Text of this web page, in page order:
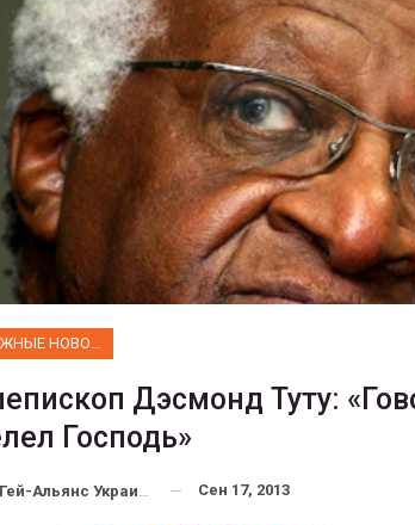
ЗАРУБЕЖНЫЕ НОВОСТИ
Дэсмонд Туту:
Господь»
Гей-Альянс Украина Сен 17, 2013
ФОТО
Прайд в Тель-Авиве собрал 200
тысяч участников
ГЕЙ-АЛЬЯНС УКРАИНА Июн 10, 2017 0